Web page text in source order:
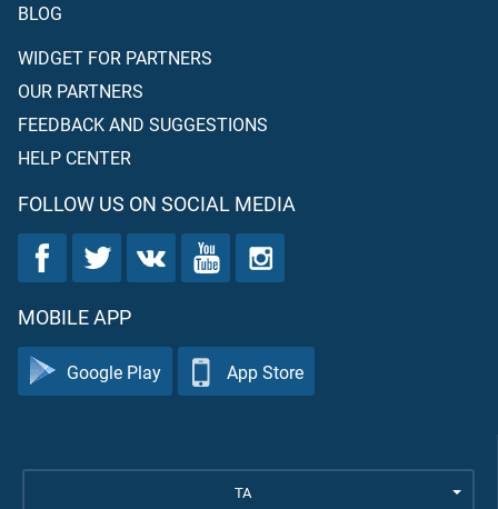
BLOG
WIDGET FOR PARTNERS
OUR PARTNERS
FEEDBACK AND SUGGESTIONS
HELP CENTER
FOLLOW US ON SOCIAL MEDIA
MOBILE APP
Google Play App Store
TA